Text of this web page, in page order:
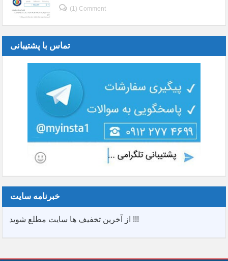
(1) Comment
تماس با پشتیبانی
خبرنامه سایت
از آخرین تخفیف ها سایت مطلع شوید !!!